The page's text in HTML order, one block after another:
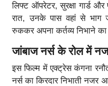
लिफ्ट ऑपरेटर, सुरक्षा गार्ड
रात, उनके पास वहां से भाग
रुककर अपना कर्तव्य निभाने
जांबाज नर्स के रोल में
इस फिल्म में एक्ट्रेस कंगना
नर्स का किरदार निभाती नजर